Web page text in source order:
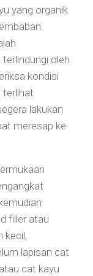
yang organik
oleh
kondisi
terlihat
lakukan
meresap ke
filler atau
kecil,
lapisan cat
cat kayu